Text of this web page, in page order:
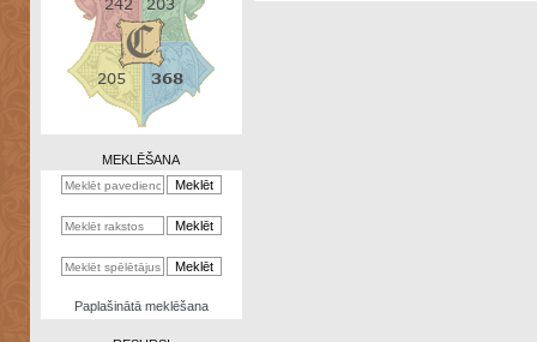
Zināšanu
kalkulators
Nomētātās
MEKLĒŠANA
Paplašinātā meklēšana